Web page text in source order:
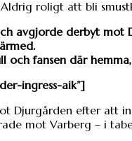
avgjorde derbyt mot
och fansen där
ingress-aik”]
Djurgården efter att
mot Varberg – i